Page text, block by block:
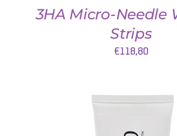
3HA Micro-Needle
Strips
€118,80